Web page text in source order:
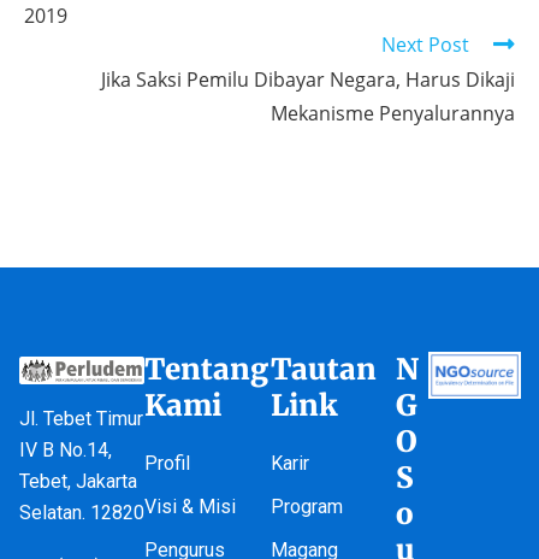
2019
Next Post
Jika Saksi Pemilu Dibayar Negara, Harus Dikaji
Mekanisme Penyalurannya
Jl. Tebet Timur
IV B No.14,
Tebet, Jakarta
Selatan. 12820
Tentang
Kami
Profil
Visi & Misi
Pengurus
Tautan
Link
Karir
Program
Magang
N
G
O
S
o
u